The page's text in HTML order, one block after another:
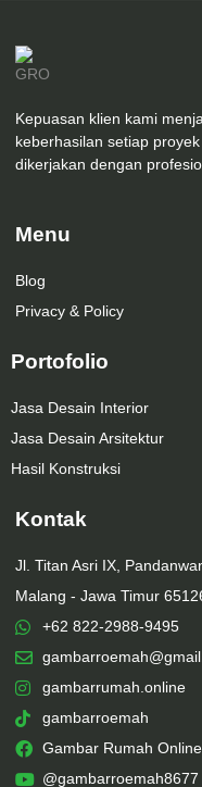
Kepuasan klien kami
keberhasilan setiap
dikerjakan dengan
Menu
Blog
Privacy & Policy
Portofolio
Jasa Desain Interior
Jasa Desain Arsitektur
Hasil Konstruksi
Kontak
Jl. Titan Asri IX,
Malang - Jawa Timur
+62 822-2988-9495
gambarrumah.online
gambarroemah
Gambar Rumah Online
@gambarroemah8677